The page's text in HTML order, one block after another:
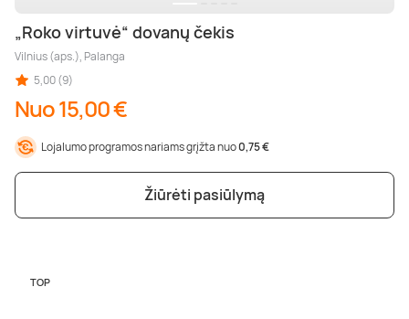
„Roko virtuvė“ dovanų čekis
Vilnius (aps.), Palanga
5,00 (9)
Nuo 15,00 €
Lojalumo programos nariams grįžta nuo0,75 €
Žiūrėti pasiūlymą
TOP